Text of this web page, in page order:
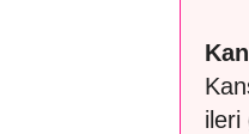
ileri